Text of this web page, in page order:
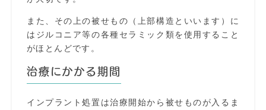
また、その上の被せもの（上部構造といいます）に
はジルコニア等の各種セラミック類を使用すること
がほとんどです。
治療にかかる期間
インプラント処置は治療開始から被せものが入るま